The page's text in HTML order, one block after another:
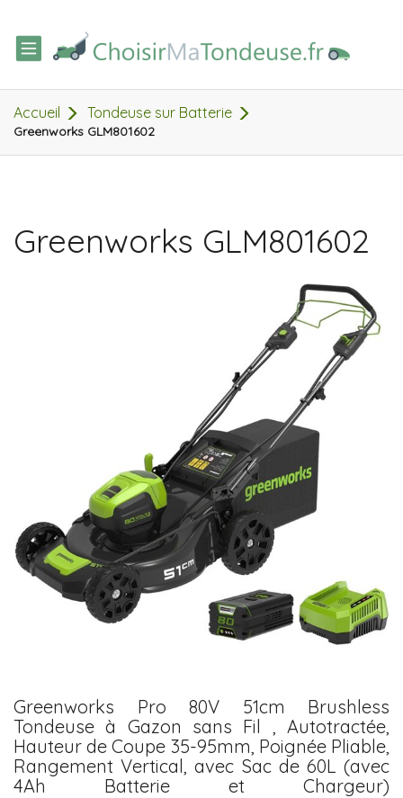
TOGGLE
NAVIGATION
Accueil Tondeuse sur Batterie
Greenworks GLM801602
Greenworks GLM801602
Greenworks Pro 80V 51cm Brushless
Tondeuse à Gazon sans Fil , Autotractée,
Hauteur de Coupe 35-95mm, Poignée Pliable,
Rangement Vertical, avec Sac de 60L (avec
4Ah Batterie et Chargeur)